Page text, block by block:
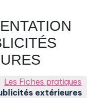
Les Fiches pratiques
extérieures